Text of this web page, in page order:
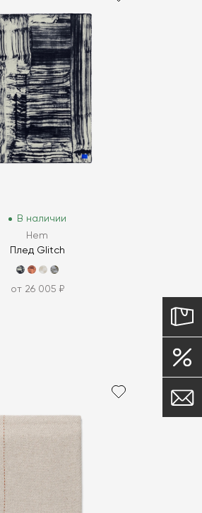
В наличии
Hem
Плед Glitch
от 26 005 ₽